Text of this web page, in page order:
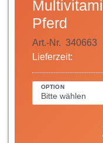
Pferd
Art.-Nr. 340663
Lieferzeit:
OPTION